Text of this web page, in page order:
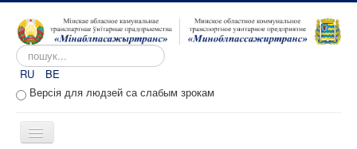
Пошук...
RU
BE
Версія для людзей са слабым зрокам
Toggle